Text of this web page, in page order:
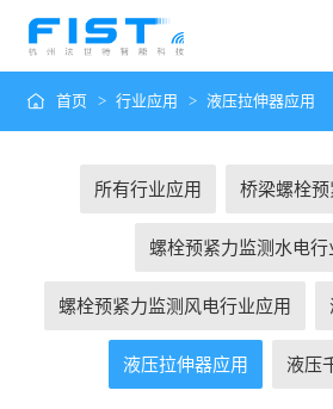
首页 > 行业应用 > 液压拉伸器应用
所有行业应用 桥梁螺栓预
螺栓预紧力监测水电行
螺栓预紧力监测风电行业应用
液压拉伸器应用 液压